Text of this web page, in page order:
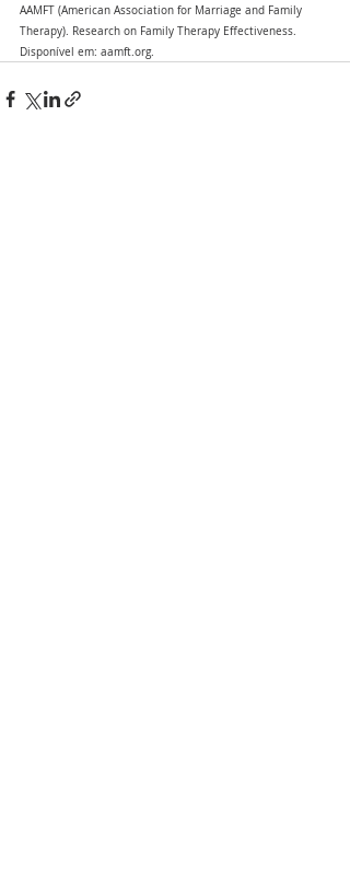
AAMFT (American Association for Marriage and Family
Therapy). Research on Family Therapy Effectiveness.
Disponível em: aamft.org.